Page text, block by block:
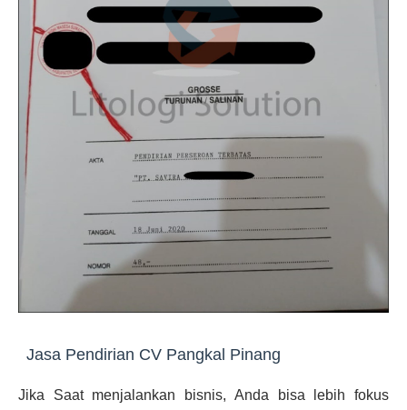
Jasa Pendirian CV Pangkal Pinang
Jika Saat menjalankan bisnis, Anda bisa lebih fokus